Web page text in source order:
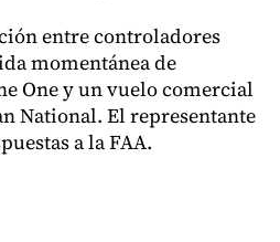
entre controladores
momentánea de
One y un vuelo comercial
National. El representante
a la FAA.